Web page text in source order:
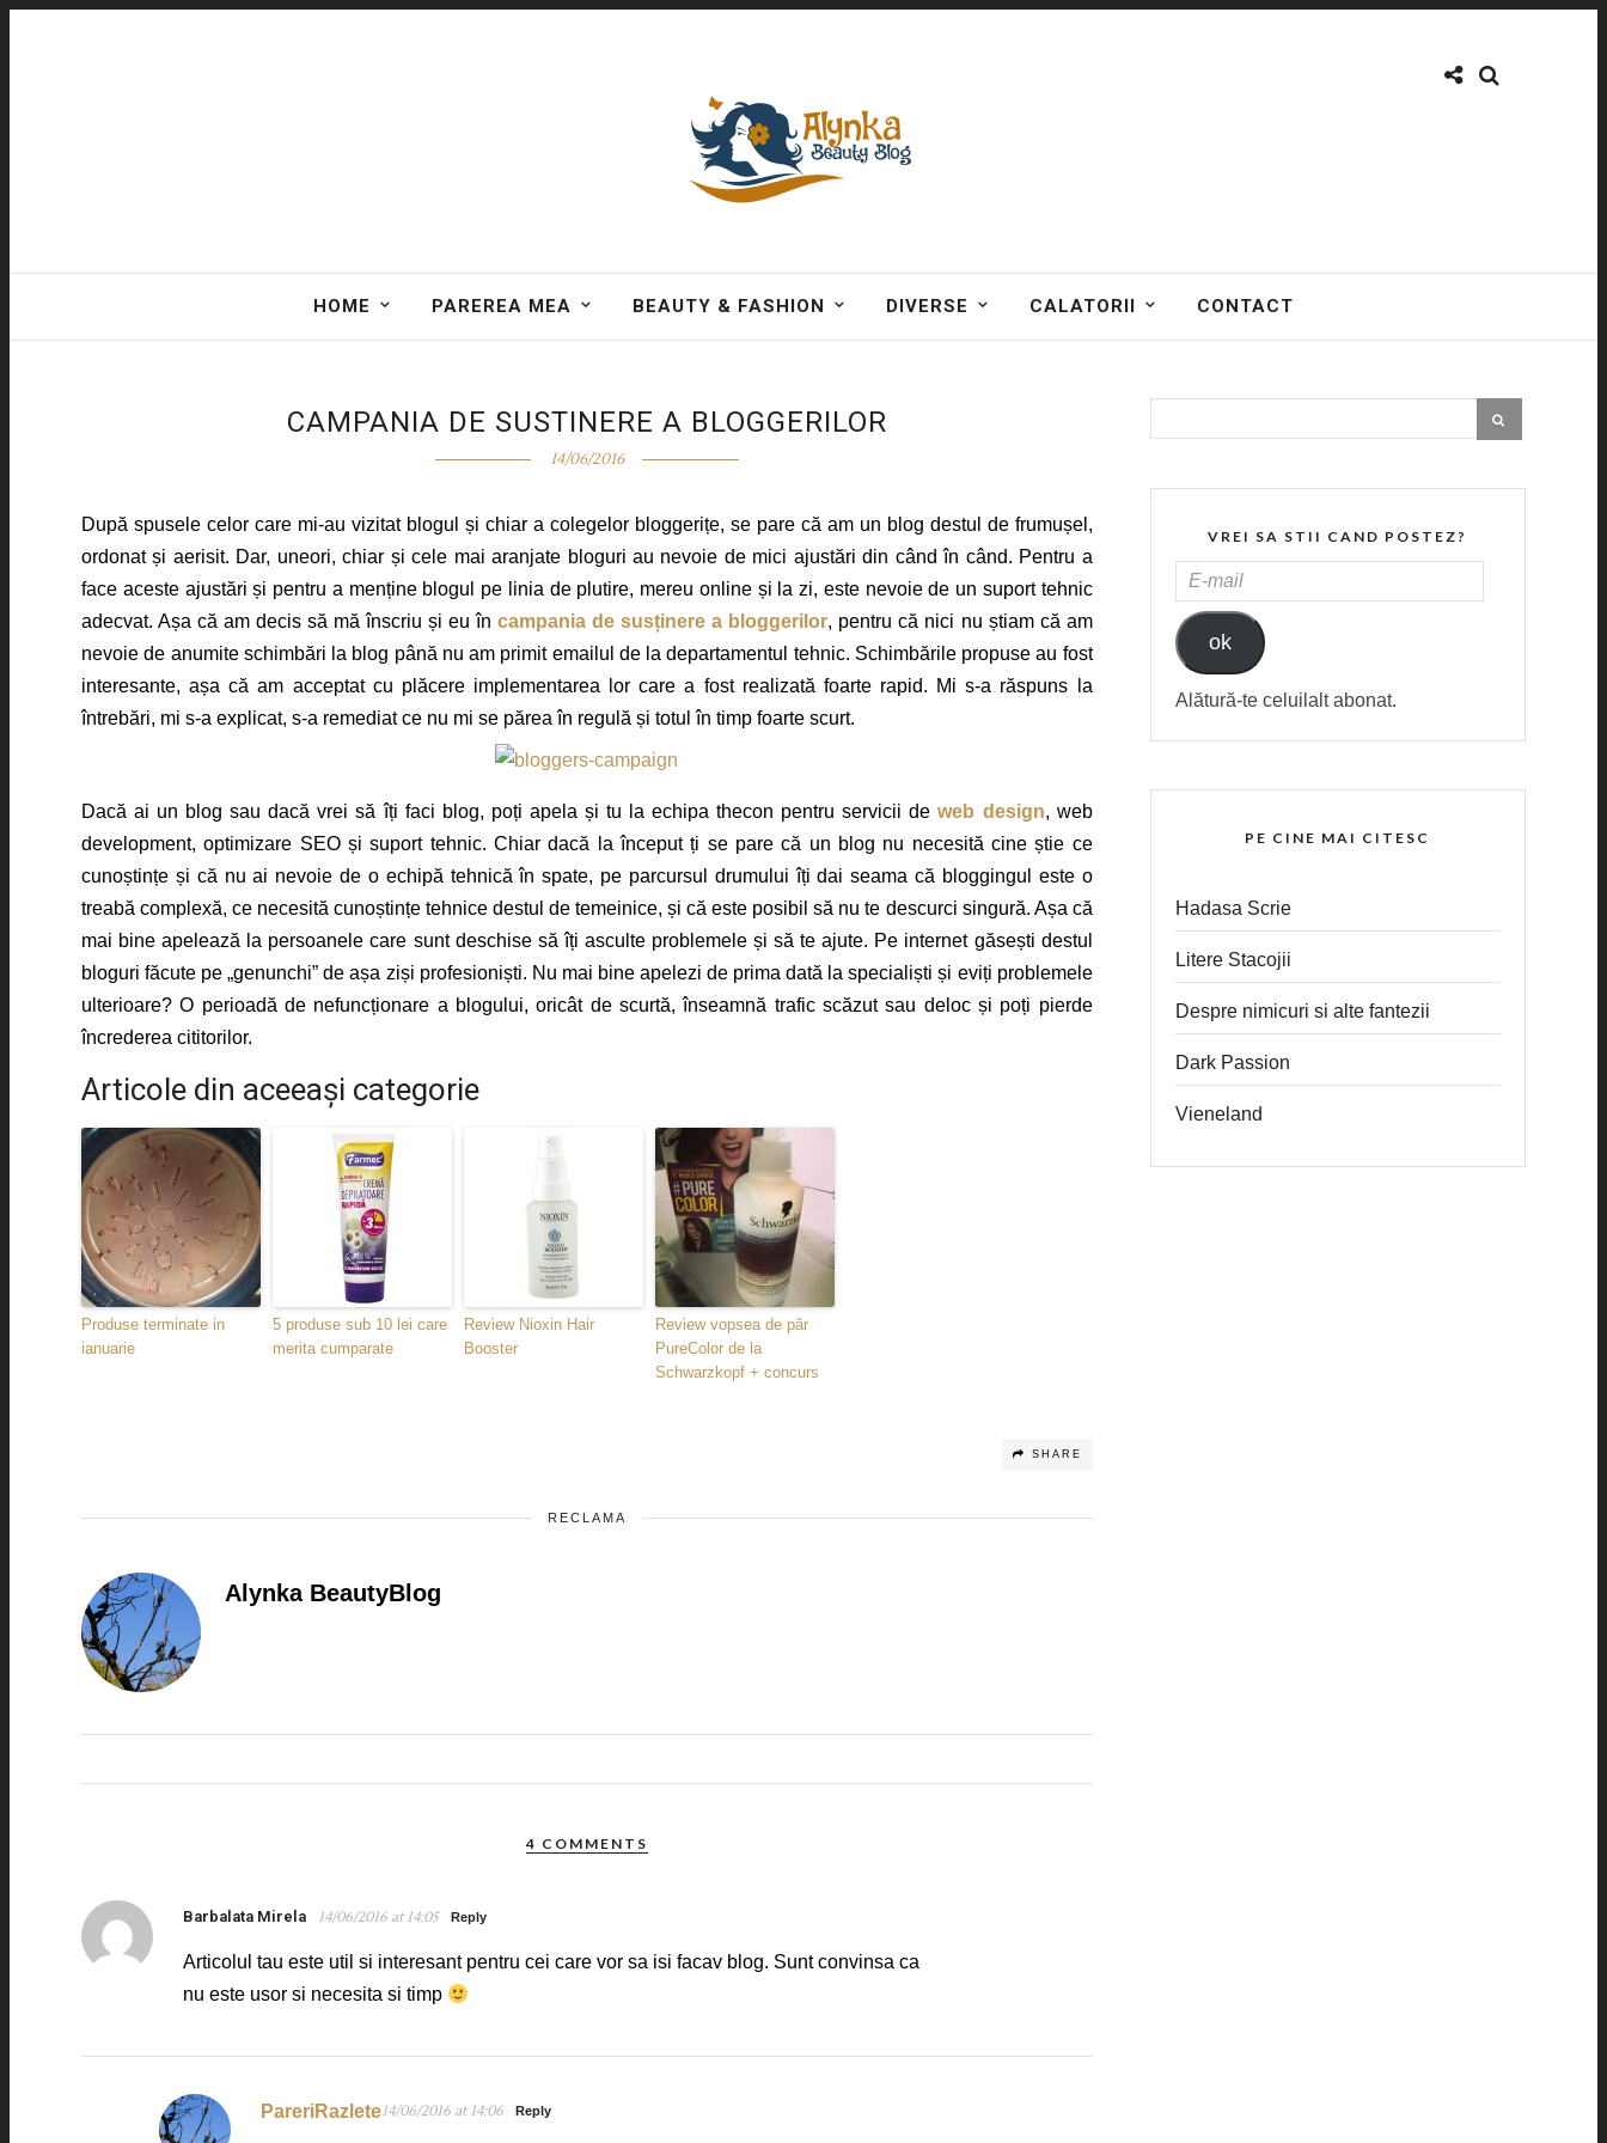
HOME PAREREA MEA BEAUTY & FASHION DIVERSE CALATORII CONTACT
CAMPANIA DE SUSTINERE A BLOGGERILOR
14/06/2016
După spusele celor care mi-au vizitat blogul și chiar a colegelor bloggerițe, se pare că am un blog destul de frumușel,
ordonat și aerisit. Dar, uneori, chiar și cele mai aranjate bloguri au nevoie de mici ajustări din când în când. Pentru a
face aceste ajustări și pentru a menține blogul pe linia de plutire, mereu online și la zi, este nevoie de un suport tehnic
adecvat. Așa că am decis să mă înscriu și eu încampania de susținere a bloggerilor, pentru că nici nu știam că am
nevoie de anumite schimbări la blog până nu am primit emailul de la departamentul tehnic. Schimbările propuse au fost
interesante, așa că am acceptat cu plăcere implementarea lor care a fost realizată foarte rapid. Mi s-a răspuns la
întrebări, mi s-a explicat, s-a remediat ce nu mi se părea în regulă și totul în timp foarte scurt.
Dacă ai un blog sau dacă vrei să îți faci blog, poți apela și tu la echipa thecon pentru servicii deweb design, web
development, optimizare SEO și suport tehnic. Chiar dacă la început ți se pare că un blog nu necesită cine știe ce
cunoștințe și că nu ai nevoie de o echipă tehnică în spate, pe parcursul drumului îți dai seama că bloggingul este o
treabă complexă, ce necesită cunoștințe tehnice destul de temeinice, și că este posibil să nu te descurci singură. Așa că
mai bine apelează la persoanele care sunt deschise să îți asculte problemele și să te ajute. Pe internet găsești destul
bloguri făcute pe „genunchi” de așa ziși profesioniști. Nu mai bine apelezi de prima dată la specialiști și eviți problemele
ulterioare? O perioadă de nefuncționare a blogului, oricât de scurtă, înseamnă trafic scăzut sau deloc și poți pierde
încrederea cititorilor.
Articole din aceeaşi categorie
Produse terminate in
ianuarie
5 produse sub 10 lei care
merita cumparate
Review Nioxin Hair
Booster
Review vopsea de păr
PureColor de la
Schwarzkopf + concurs
SHARE
RECLAMA
Alynka BeautyBlog
4 COMMENTS
Barbalata Mirela 14/06/2016 at 14:05 Reply
Articolul tau este util si interesant pentru cei care vor sa isi facav blog. Sunt convinsa ca
nu este usor si necesita si timp
PareriRazlete14/06/2016 at 14:06 Reply
VREI SA STII CAND POSTEZ?
MAIL
ok
Alătură-te celuilalt abonat.
PE CINE MAI CITESC
Hadasa Scrie
Litere Stacojii
Despre nimicuri si alte fantezii
Dark Passion
Vieneland